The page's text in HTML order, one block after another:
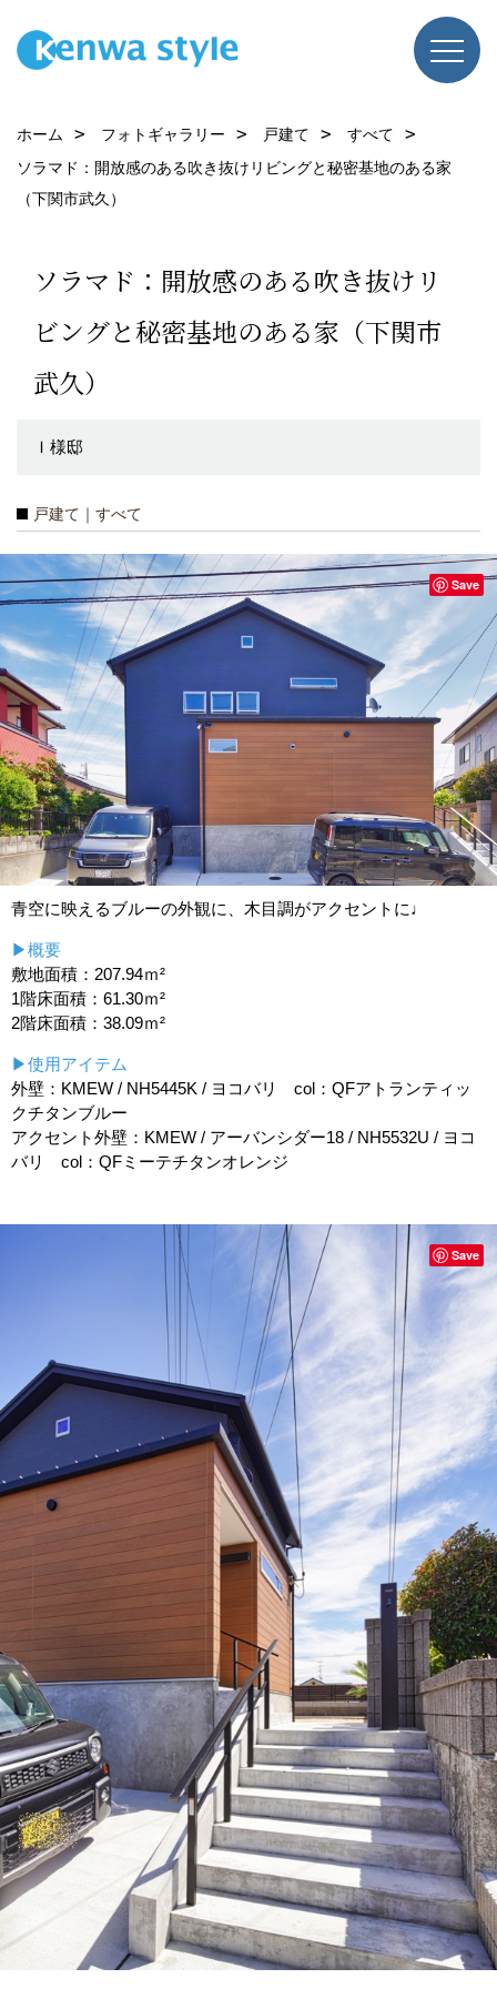
ホーム フォトギャラリー 戸建て
すべて
ソラマド：開放感のある吹き抜けリビングと秘密基地のある家
（下関市武久）
ソラマド：開放感のある吹き抜けリ
ビングと秘密基地のある家（下関市
武久）
Ｉ様邸
戸建て｜すべて
青空に映えるブルーの外観に、木目調がアクセントに♩
▶概要
敷地面積：207.94ｍ²
1階床面積：61.30ｍ²
2階床面積：38.09ｍ²
▶使用アイテム
外壁：KMEW / NH5445K / ヨコバリ col：QFアトランティッ
クチタンブルー
アクセント外壁：KMEW / アーバンシダー18 / NH5532U / ヨコ
バリ col：QFミーテチタンオレンジ
Save
Save